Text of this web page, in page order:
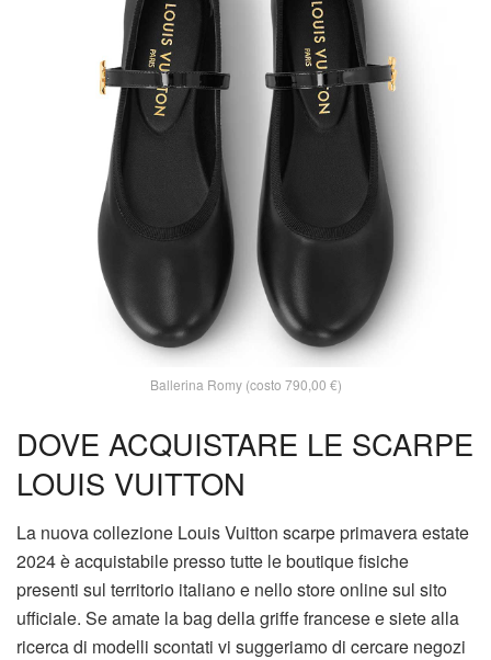
Ballerina Romy (costo 790,00 €)
DOVE ACQUISTARE LE SCARPE
LOUIS VUITTON
La nuova collezione Louis Vuitton scarpe primavera estate
2024 è acquistabile presso tutte le boutique fisiche
presenti sul territorio italiano e nello store online sul sito
ufficiale. Se amate la bag della griffe francese e siete alla
ricerca di modelli scontati vi suggeriamo di cercare negozi